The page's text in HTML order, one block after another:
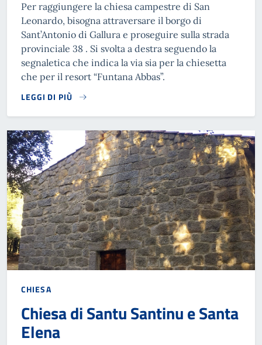
Per raggiungere la chiesa campestre di San
Leonardo, bisogna attraversare il borgo di
Sant’Antonio di Gallura e proseguire sulla strada
provinciale 38 . Si svolta a destra seguendo la
segnaletica che indica la via sia per la chiesetta
che per il resort “Funtana Abbas”.
LEGGI DI PIÙ
CHIESA
Chiesa di Santu Santinu e Santa
Elena